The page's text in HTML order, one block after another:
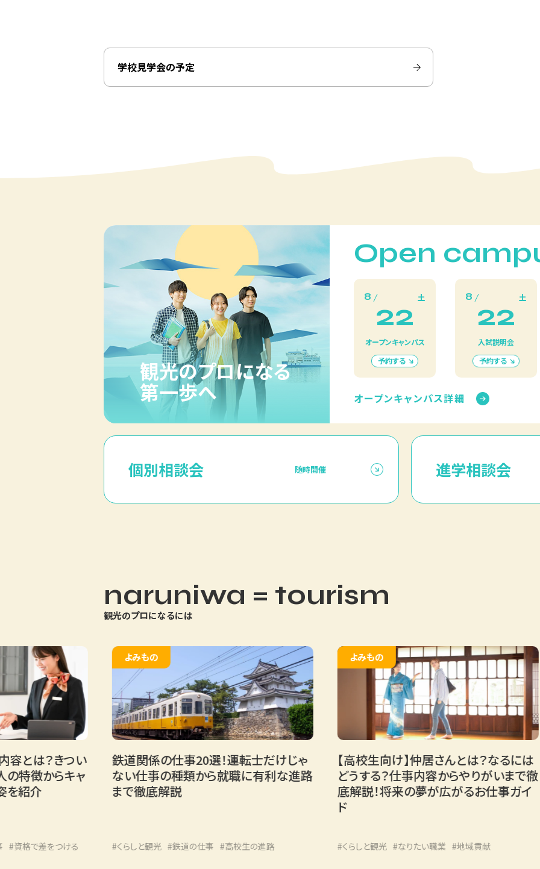
学校見学会の予定
観光のプロになる
第一歩へ
Open
8 土
22
オープンキャンパス
予約する
8 土
22
入試説明会
予約する
オープンキャンパス詳細
個別相談会 随時開催 進学相談会
naruniwa = tourism
観光のプロになるには
？きつい
らキャ
をつける
鉄道関係の仕事20選！運転士だけじゃ
ない仕事の種類から就職に有利な進路
まで徹底解説
#くらしと観光 #鉄道の仕事 #高校生の進路
よみもの
【高校生向け】仲居さんとは？なるには
どうする？仕事内容からやりがいまで徹
底解説！将来の夢が広がるお仕事ガイ
#くらしと観光 #なりたい職業 #地域貢献
旅
将
す